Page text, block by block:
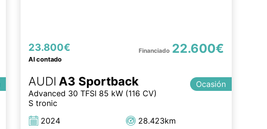
23.800€
Al contado
22.600€
AUDI A3 Sportback
Advanced 30 TFSI 85 kW (116 CV)
S tronic
Ocasión
2024
28.423km